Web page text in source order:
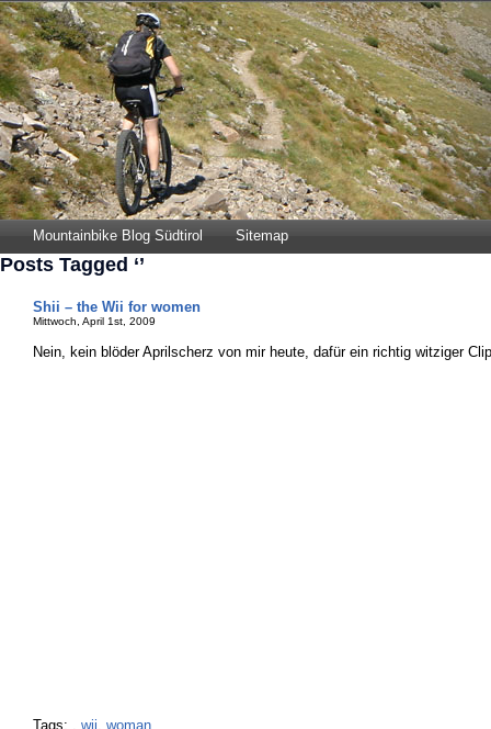
Mountainbike Blog Südtirol Sitemap
Posts Tagged ‘’
Shii – the Wii for women
Mittwoch, April 1st, 2009
Nein, kein blöder Aprilscherz von mir heute, dafür ein richtig witziger
Tags: , wii, woman